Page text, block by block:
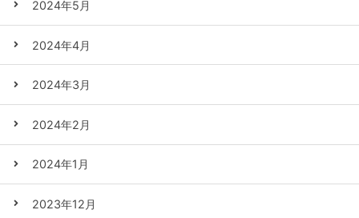
2024年5月
2024年4月
2024年3月
2024年2月
2024年1月
2023年12月